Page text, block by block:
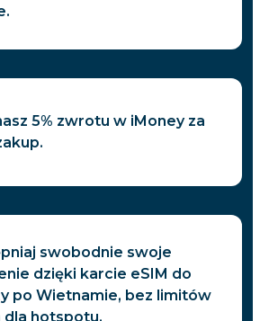
5% zwrotu w iMoney za
swobodnie swoje
dzięki karcie eSIM do
po Wietnamie, bez limitów
dla hotspotu.